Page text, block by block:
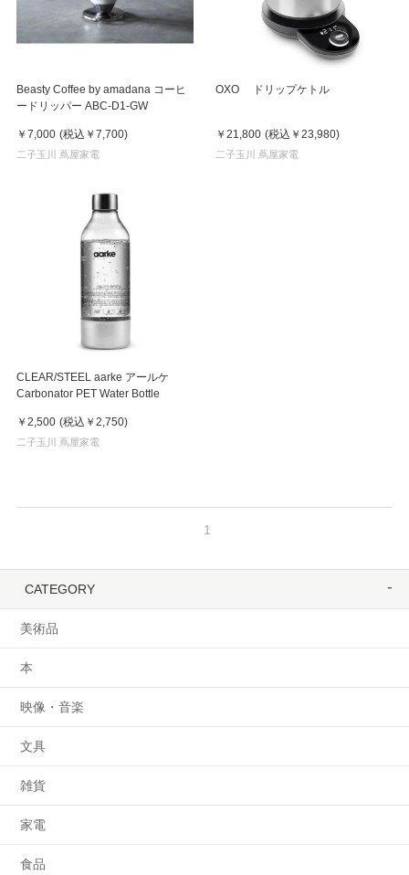
Beasty Coffee by amadana コーヒ
ードリッパー ABC-D1-GW
￥7,000 (税込 ￥7,700)
二子玉川 蔦屋家電
OXO ドリップケトル
￥21,800 (税込 ￥23,980)
二子玉川 蔦屋家電
CLEAR/STEEL aarke アールケ
Carbonator PET Water Bottle
￥2,500 (税込 ￥2,750)
二子玉川 蔦屋家電
1
CATEGORY
美術品
本
映像・音楽
文具
雑貨
家電
食品